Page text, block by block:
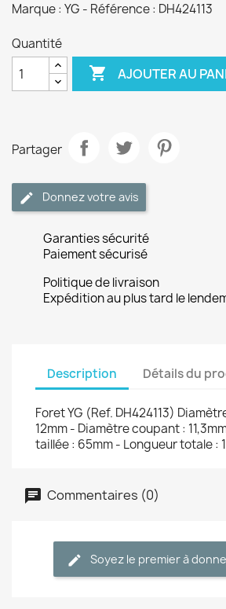
Marque : YG - Référence : DH424113
Quantité
 AJOUTER AU
Partager
Donnez votre avis
Garanties sécurité
Paiement sécurisé
Politique de livraison
Expédition au plus tard le
Description Détails du
Foret YG (Ref. DH424113)
12mm - Diamètre coupant :
taillée : 65mm - Longueur totale :
Commentaires (0)
Soyez le premier à